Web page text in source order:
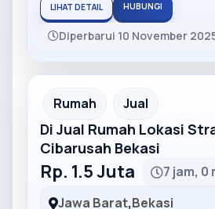
LIHAT DETAIL HUBUNGI
Diperbarui 10 November
Partner Ad
Rumah Jual
Di Jual Rumah Lokasi
Cibarusah Bekasi
Rp. 1.5 Juta
7 jam, 0
Jawa Barat,Bekasi